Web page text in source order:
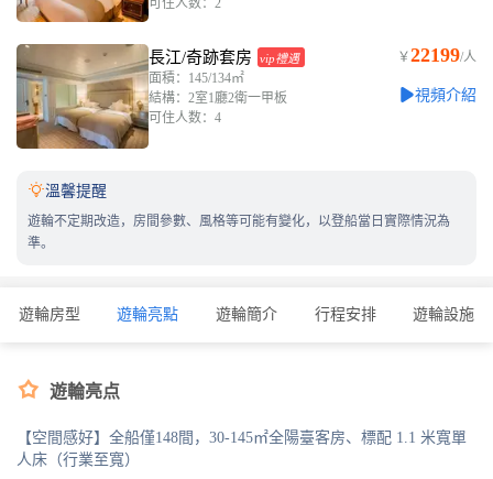
可住人数：2
長江/奇跡套房 vip禮遇
面積：145/134㎡
結構：2室1廳2衛一甲板
可住人数：4
￥22199/人
視頻介紹
溫馨提醒
遊輪不定期改造，房間參數、風格等可能有變化，以登船當日實際情況為
準。
遊輪房型 遊輪亮點 遊輪簡介 行程安排 遊輪設施
 遊輪亮点
【空間感好】全船僅148間，30-145㎡全陽臺客房、標配 1.1 米寬單
人床（行業至寬）